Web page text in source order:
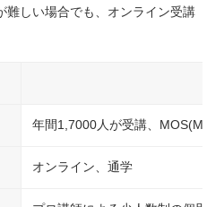
難しい場合でも、オンライン受講
年間1,7000人が受講、
オンライン、通学